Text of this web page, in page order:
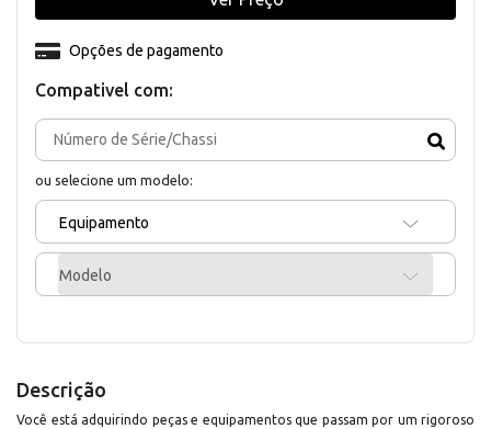
Compativel com:
ou selecione um modelo:
Equipamento
Modelo
Opções de pagamento
Descrição
Você está adquirindo peças e equipamentos que passam por um rigoroso